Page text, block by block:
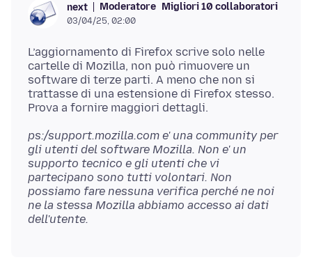
next Moderatore Migliori 10 collaboratori
03/04/25, 02:00
L’aggiornamento di Firefox scrive solo nelle
cartelle di Mozilla, non può rimuovere un
software di terze parti. A meno che non si
trattasse di una estensione di Firefox stesso.
ps:/support.mozilla.com e' una community per
gli utenti del software Mozilla. Non e' un
supporto tecnico e gli utenti che vi
partecipano sono tutti volontari. Non
possiamo fare nessuna verifica perché ne noi
ne la stessa Mozilla abbiamo accesso ai dati
dell'utente.